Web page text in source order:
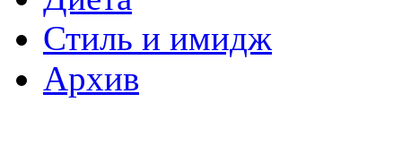
Стиль и имидж
Архив